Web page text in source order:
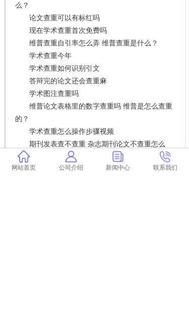
么？
论文查重可以有标红吗
现在学术查重首次免费吗
维普查重自引率怎么弄 维普查重是什么？
学术查重今年
学术查重如何识别引文
答辩完的论文还会查重麻
学术图注查重吗
维普论文表格里的数字查重吗 维普是怎么查重
的？
学术查重怎么操作步骤视频
期刊发表查不查重 杂志期刊论文不查重怎么
办？
学术删稿后查重会查重吗
网站首页 公司介绍 新闻中心 联系我们